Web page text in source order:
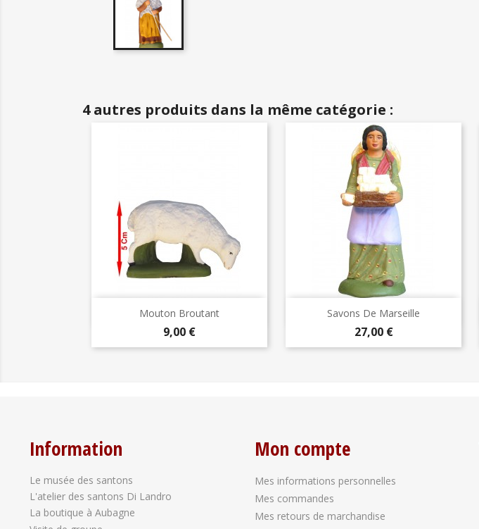
4 autres produits dans la même catégorie :
Mouton Broutant
Prix
9,00 €
Aperçu rapide Savons De Marseille
Prix
27,00 €
Aperçu rapide
Information
Le musée des santons
L'atelier des santons Di Landro
La boutique à Aubagne
Mon compte
Mes informations personnelles
Mes commandes
Mes retours de marchandise